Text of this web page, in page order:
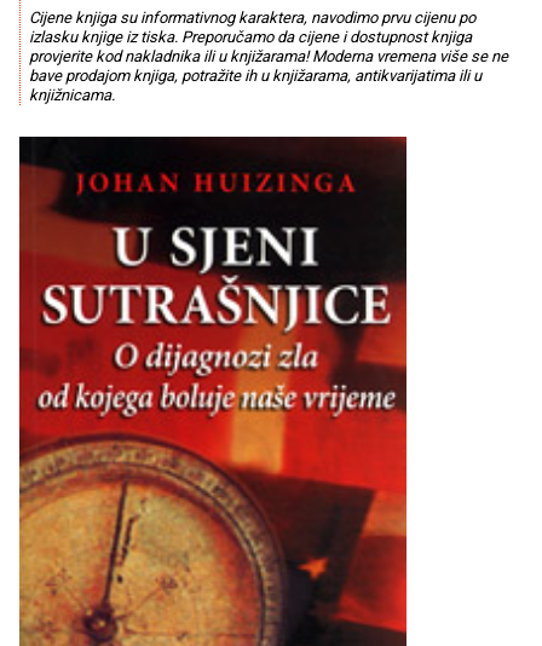
Cijene knjiga su informativnog karaktera, navodimo prvu cijenu po
izlasku knjige iz tiska. Preporučamo da cijene i dostupnost knjiga
provjerite kod nakladnika ili u knjižarama! Moderna vremena više se ne
bave prodajom knjiga, potražite ih u knjižarama, antikvarijatima ili u
knjižnicama.